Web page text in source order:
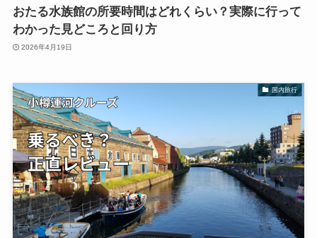
おたる水族館の所要時間はどれくらい？実際に行って
わかった見どころと回り方
2026年4月19日
国内旅行